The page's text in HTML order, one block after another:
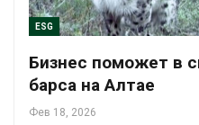
ESG
Бизнес поможет в
барса на Алтае
Фев 18, 2026